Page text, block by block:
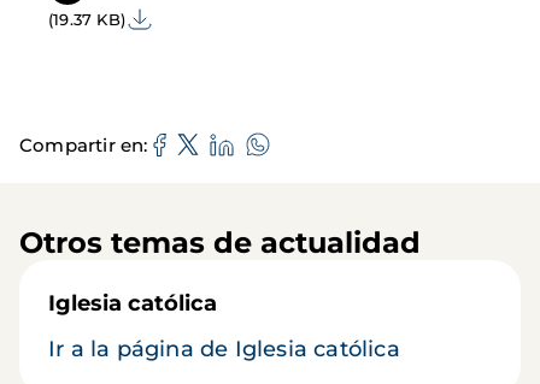
(19.37 KB)
Compartir en
Otros temas de actualidad
Iglesia católica
Ir a la página de Iglesia católica